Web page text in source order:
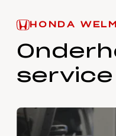
HONDA
service